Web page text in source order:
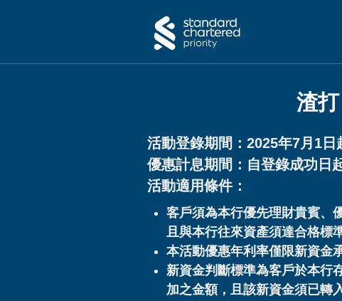
渣
活動登錄期間：2025年7月1日
優惠計息期間：自登錄成功日
活動適用條件：
客戶須為本行優先理財貴賓、
且與本行往來資產須達合格標
本活動優惠年利率僅限新資金
新資金判斷標準為客戶於本行
加之金額，且該新資金須已轉